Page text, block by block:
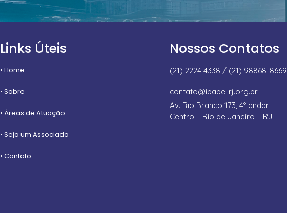
Links Úteis
• Home
• Sobre
• Áreas de Atuação
• Seja um Associado
• Contato
Nossos Contatos
(21) 2224 4338 / (21) 98868-8669
contato@ibape-rj.org.br
Av. Rio Branco 173, 4º andar.
Centro – Rio de Janeiro – RJ